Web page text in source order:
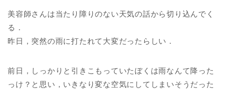
美容師さんは当たり障りのない天気の話から切り込んでく
る．
昨日，突然の雨に打たれて大変だったらしい．
前日，しっかりと引きこもっていたぼくは雨なんて降った
っけ？と思い，いきなり変な空気にしてしまいそうだった